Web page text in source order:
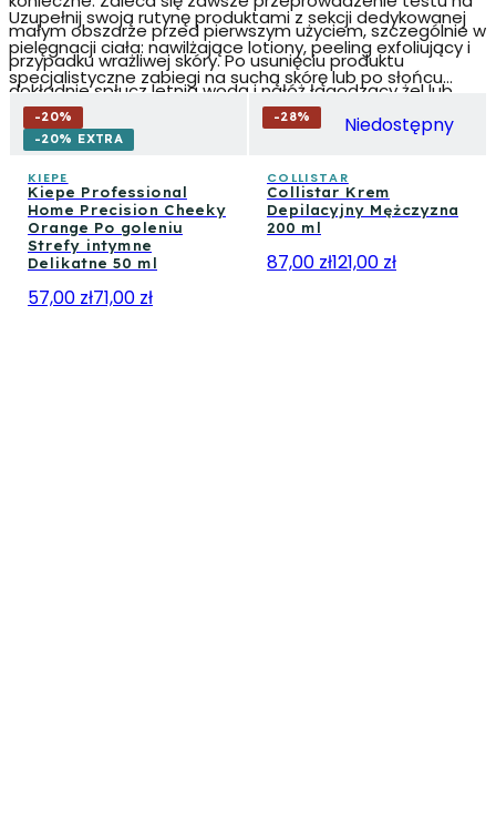
małym obszarze przed pierwszym użyciem, szczególnie w
przypadku wrażliwej skóry. Po usunięciu produktu
dokładnie spłucz letnią wodą i nałóż łagodzący żel lub
krem nawilżający, aby dokończyć zabieg.
Uzupełnij swoją rutynę produktami z sekcji dedykowanej
pielęgnacji ciała: nawilżające lotiony, peeling exfoliujący i
specjalistyczne zabiegi na suchą skórę lub po słońcu
pomagają utrzymać skórę w zdrowiu między zabiegami
depilacyjnymi. Odkryj również kategorię golenia i produkty
przyjazną dla skóry rutynę.
-20%
-20% EXTRA
KIEPE
Kiepe Professional
Home Precision Cheeky
Orange Po goleniu
Strefy intymne
Delikatne 50 ml
57,00 zł71,00 zł
-28% Niedostępny
COLLISTAR
Collistar Krem
Depilacyjny Mężczyzna
200 ml
87,00 zł121,00 zł